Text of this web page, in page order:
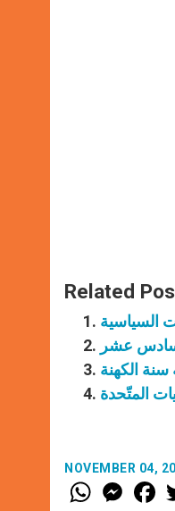
Related
السياسية
عشر
الكهنة
المتّحدة
NOVEMBER 04,
W
h
M
e
F
a